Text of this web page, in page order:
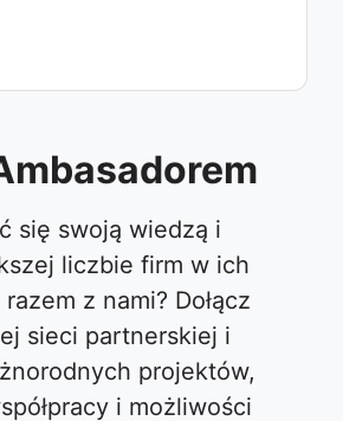
się swoją wiedzą i
liczbie firm w ich
z nami? Dołącz
sieci partnerskiej i
projektów,
i możliwości